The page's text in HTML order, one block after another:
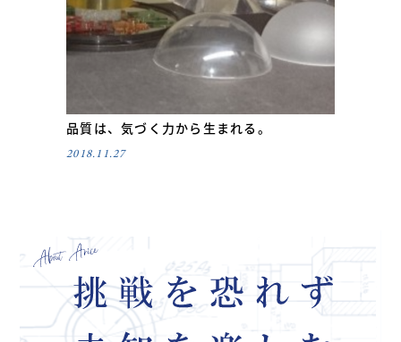
品質は、気づく力から生まれる。
2018.11.27